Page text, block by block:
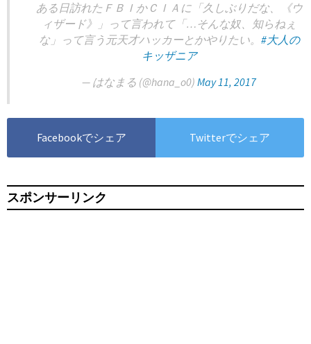
ある日訪れたＦＢＩかＣＩＡに「久しぶりだな、《ウ
ィザード》」って言われて「…そんな奴、知らねぇ
な」って言う元天才ハッカーとかやりたい。 #大人の
キッザニア
— はなまる (@hana_o0) May 11, 2017
Facebookでシェア Twitterでシェア
スポンサーリンク